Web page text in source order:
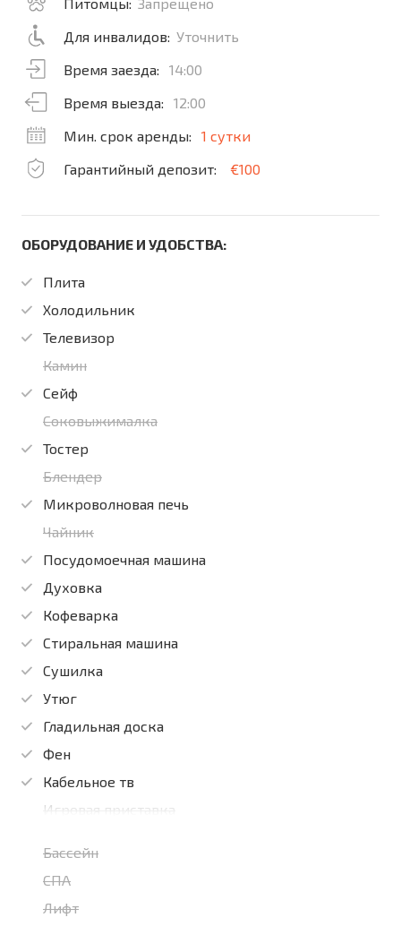
Для инвалидов: Уточнить
Время заезда:
14:00
Время выезда:
12:00
Мин. срок аренды:
1 сутки
Гарантийный депозит:
€100
ОБОРУДОВАНИЕ И УДОБСТВА:
Плита
Холодильник
Телевизор
Камин
Сейф
Соковыжималка
Тостер
Блендер
Микроволновая печь
Чайник
Посудомоечная машина
Духовка
Кофеварка
Стиральная машина
Сушилка
Утюг
Гладильная доска
Фен
Кабельное тв
Игровая приставка
Бассейн
СПА
Лифт